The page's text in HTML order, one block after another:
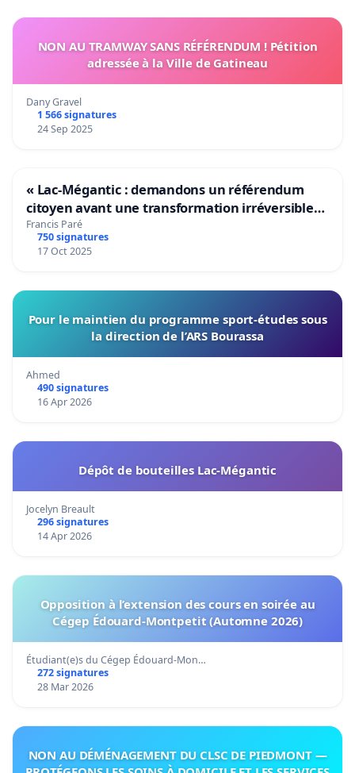
NON AU TRAMWAY SANS RÉFÉRENDUM ! Pétition
adressée à la Ville de Gatineau
Dany Gravel
1 566 signatures
24 Sep 2025
« Lac-Mégantic : demandons un référendum
citoyen avant une transformation irréversible
de notre territoire »
Francis Paré
750 signatures
17 Oct 2025
Pour le maintien du programme sport-études sous
la direction de l’ARS Bourassa
Ahmed
490 signatures
16 Apr 2026
Dépôt de bouteilles Lac-Mégantic
Jocelyn Breault
296 signatures
14 Apr 2026
Opposition à l’extension des cours en soirée au
Cégep Édouard-Montpetit (Automne 2026)
Étudiant(e)s du Cégep Édouard-Mon…
272 signatures
28 Mar 2026
NON AU DÉMÉNAGEMENT DU CLSC DE PIEDMONT —